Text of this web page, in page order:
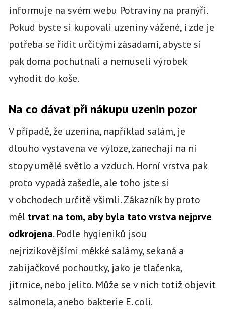
informuje na svém webu Potraviny na pranýři.
Pokud byste si kupovali uzeniny vážené, i zde je
potřeba se řídit určitými zásadami, abyste si
pak doma pochutnali a nemuseli výrobek
vyhodit do koše.
Na co dávat při nákupu uzenin pozor
V případě, že uzenina, například salám, je
dlouho vystavena ve výloze, zanechají na ní
stopy umělé světlo a vzduch. Horní vrstva pak
proto vypadá zašedle, ale toho jste si
v obchodech určitě všimli. Zákazník by proto
měl trvat na tom, aby byla tato vrstva nejprve
odkrojena. Podle hygieniků jsou
nejrizikovějšími měkké salámy, sekaná a
zabijačkové pochoutky, jako je tlačenka,
jitrnice, nebo jelito. Může se v nich totiž objevit
salmonela, anebo bakterie E. coli.